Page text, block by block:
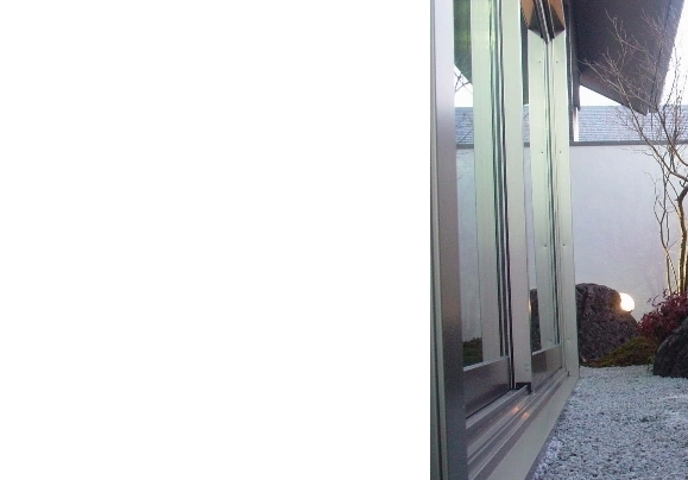
受賞歴
施工実績
お客様の声
お知らせ・ブログ